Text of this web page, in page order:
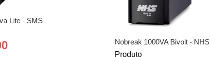
Lite - SMS
Nobreak 1000VA Bivolt - NHS
Produto